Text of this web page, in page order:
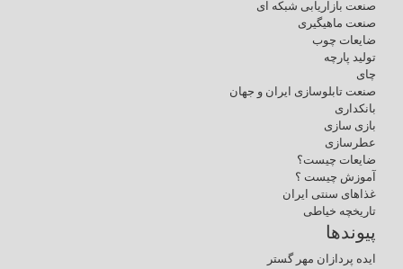
صنعت بازاریابی شبکه ای
صنعت ماهیگیری
ضایعات چوب
تولید پارچه
چای
صنعت تابلوسازی ایران و جهان
بانکداری
بازی سازی
عطرسازی
ضایعات چیست؟
آموزش چیست ؟
غذاهای سنتی ایران
تاریخچه خیاطی
پیوندها
ایده پردازان مهر گستر